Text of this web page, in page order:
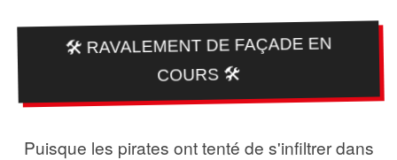
🛠️ RAVALEMENT DE FAÇADE EN
COURS 🛠️
Puisque les pirates ont tenté de s'infiltrer dans